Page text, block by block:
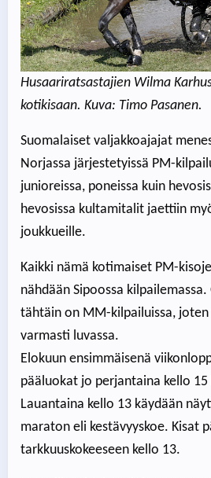
Husaariratsastajien Wilma
kotikisaan. Kuva: Timo Pasanen.
Suomalaiset valjakkoajajat
Norjassa järjestetyissä PM-
junioreissa, poneissa kuin
hevosissa kultamitalit jaettiin
joukkueille.
Kaikki nämä kotimaiset PM-
nähdään Sipoossa kilpailemassa.
tähtäin on MM-kilpailuissa,
varmasti luvassa.
Elokuun ensimmäisenä
pääluokat jo perjantaina kello 15
Lauantaina kello 13 käydään
maraton eli kestävyyskoe. Kisat
tarkkuuskokeeseen kello 13.